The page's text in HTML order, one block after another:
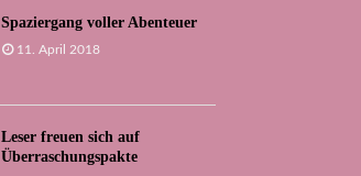
Spaziergang voller Abenteuer
11. April 2018
Leser freuen sich auf
Überraschungspakte